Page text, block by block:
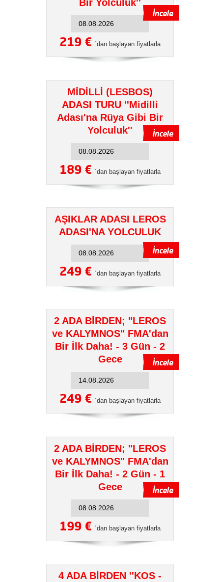
Bir Yolculuk''
219 € ´dan başlayan fiyatlarla
MİDİLLİ (LESBOS)
ADASI TURU ''Midilli
Adası'na Rüya Gibi Bir
Yolculuk''
189 € ´dan başlayan fiyatlarla
AŞIKLAR ADASI LEROS
ADASI'NA YOLCULUK
249 € ´dan başlayan fiyatlarla
2 ADA BİRDEN; "LEROS
ve KALYMNOS" FMA'dan
Bir İlk Daha! - 3 Gün - 2
Gece
249 € ´dan başlayan fiyatlarla
2 ADA BİRDEN; "LEROS
ve KALYMNOS" FMA'dan
Bir İlk Daha! - 2 Gün - 1
Gece
199 € ´dan başlayan fiyatlarla
4 ADA BİRDEN ''KOS -